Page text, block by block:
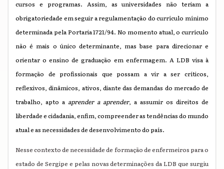
cursos e programas. Assim, as universidades não teriam a
obrigatoriedade em seguir a regulamentação do currículo mínimo
determinada pela Portaria 1721/94. No momento atual, o currículo
não é mais o único determinante, mas base para direcionar e
orientar o ensino de graduação em enfermagem. A LDB visa à
formação de profissionais que possam a vir a ser críticos,
reflexivos, dinâmicos, ativos, diante das demandas do mercado de
trabalho, apto a aprender a aprender, a assumir os direitos de
liberdade e cidadania, enfim, compreender as tendências do mundo
atual e as necessidades de desenvolvimento do país.
Nesse contexto de necessidade de formação de enfermeiros para o
estado de Sergipe e pelas novas determinações da LDB que surgiu